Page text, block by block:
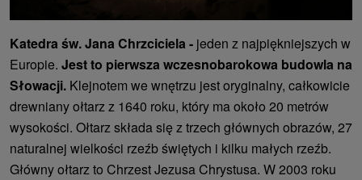
Katedra św. Jana Chrzciciela - jeden z najpiękniejszych w
Europie. Jest to pierwsza wczesnobarokowa budowla na
Słowacji. Klejnotem we wnętrzu jest oryginalny, całkowicie
drewniany ołtarz z 1640 roku, który ma około 20 metrów
wysokości. Ołtarz składa się z trzech głównych obrazów, 27
naturalnej wielkości rzeźb świętych i kilku małych rzeźb.
Główny ołtarz to Chrzest Jezusa Chrystusa. W 2003 roku